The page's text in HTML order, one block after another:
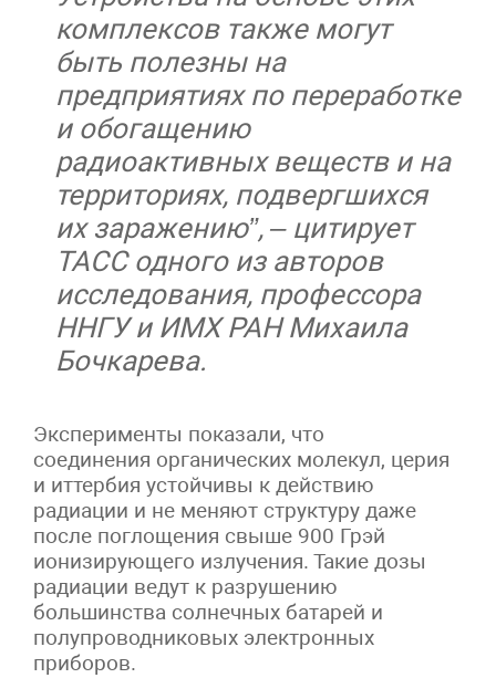
комплексов также могут
быть полезны на
предприятиях по переработке
и обогащению
радиоактивных веществ и на
территориях, подвергшихся
их заражению”, – цитирует
ТАСС одного из авторов
исследования, профессора
ННГУ и ИМХ РАН Михаила
Бочкарева.
Эксперименты показали, что
соединения органических молекул, церия
и иттербия устойчивы к действию
радиации и не меняют структуру даже
после поглощения свыше 900 Грэй
ионизирующего излучения. Такие дозы
радиации ведут к разрушению
большинства солнечных батарей и
полупроводниковых электронных
приборов.